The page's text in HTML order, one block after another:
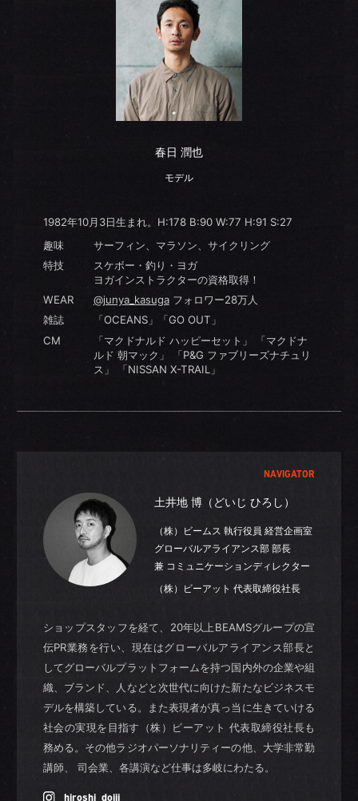
春日 潤也
モデル
1982年10月3日生まれ。H:178 B:90 W:77 H:91 S:27
趣味
サーフィン、マラソン、サイクリング
特技
スケボー・釣り・ヨガ
ヨガインストラクターの資格取得！
WEAR
@junya_kasugaフォロワー28万人
雑誌
「OCEANS」「GO OUT」
CM
「マクドナルド ハッピーセット」 「マクドナ
ルド 朝マック」 「P&G ファブリーズナチュリ
ス」 「NISSAN X-TRAIL」
NAVIGATOR
土井地 博（どいじ ひろし）
（株）ビームス 執行役員 経営企画室
グローバルアライアンス部 部長
兼 コミュニケーションディレクター
（株）ビーアット 代表取締役社長
ショップスタッフを経て、20年以上BEAMSグループの宣
伝PR業務を行い、現在はグローバルアライアンス部長と
してグローバルプラットフォームを持つ国内外の企業や組
織、ブランド、人などと次世代に向けた新たなビジネスモ
デルを構築している。また表現者が真っ当に生きていける
社会の実現を目指す（株）ビーアット 代表取締役社長も
務める。その他ラジオパーソナリティーの他、大学非常勤
講師、 司会業、各講演など仕事は多岐にわたる。
hiroshi_doiji